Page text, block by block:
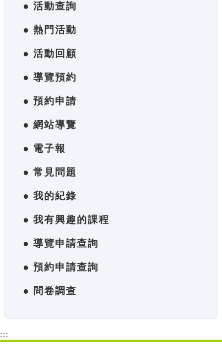
● 活動查詢
● 熱門活動
● 活動回顧
● 導覽預約
● 預約申請
● 網站導覽
● 電子報
● 常見問題
● 我的紀錄
● 我有興趣的課程
● 導覽申請查詢
● 預約申請查詢
● 問卷調查
:::